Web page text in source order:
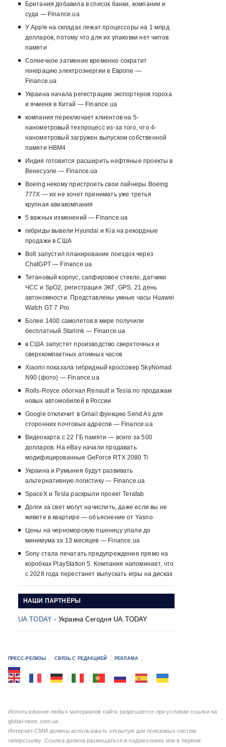
Британия добавила в список банки, компании и
суда — Finance.ua
У Apple на складах лежат процессоры на 1 млрд
долларов, потому что для их упаковки нет чипов
памяти
Солнечное затмение временно сократит
генерацию электроэнергии в Европе —
Finance.ua
Украина начала регистрацию экспортеров гороха
и ячменя в Китай — Finance.ua
компания переключает клиентов на 5-
нанометровый техпроцесс из-за того, что 4-
нанометровый загружен выпуском собственной
памяти HBM4
Индия готовится расширить нефтяные проекты в
Венесуэле — Finance.ua
Boeing некому пристроить свои лайнеры Boeing
777X — их не хочет принимать уже третья
крупная авиакомпания
5 важных изменений — Finance.ua
гибриды вывели Hyundai и Kia на рекордные
продажи в США
Bolt запустил планирование поездок через
ChatGPT — Finance.ua
Титановый корпус, сапфировое стекло, датчики
ЧСС и SpO2, регистрация ЭКГ, GPS, 21 день
автономности. Представлены умные часы Huawei
Watch GT 7 Pro
Более 1400 самолетов в мире получили
бесплатный Starlink — Finance.ua
в США запустят производство сверхточных и
сверхкомпактных атомных часов
Xiaomi показала гибридный кроссовер SkyNomad
N90 (фото) — Finance.ua
Rolls-Royce обогнал Renault и Tesla по продажам
новых автомобилей в России
Google отключит в Gmail функцию Send As для
сторонних почтовых адресов — Finance.ua
Видеокарта с 22 ГБ памяти — всего за 500
долларов. На eBay начали продавать
модифицированные GeForce RTX 2080 Ti
Украина и Румыния будут развивать
альтернативную логистику — Finance.ua
SpaceX и Tesla раскрыли проект Terafab
Долги за свет могут начислить, даже если вы не
живете в квартире — объяснение от Yasno
Цены на черноморскую пшеницу упали до
минимума за 13 месяцев — Finance.ua
Sony стала печатать предупреждение прямо на
коробках PlayStation 5. Компания напоминает, что
с 2028 года перестанет выпускать игры на дисках
НАШИ ПАРТНЁРЫ
UA.TODAY - Украина Сегодня UA.TODAY
ПРЕСС-РЕЛИЗЫ СВЯЗЬ С РЕДАКЦИЕЙ РЕКЛАМА
Использование любых материалов сайта разрешается при условии ссылки на
global-news.com.ua
Интернет-СМИ должны использовать открытую для поисковых систем
гиперссылку. Ссылка должна размещаться в подзаголовке или в первом